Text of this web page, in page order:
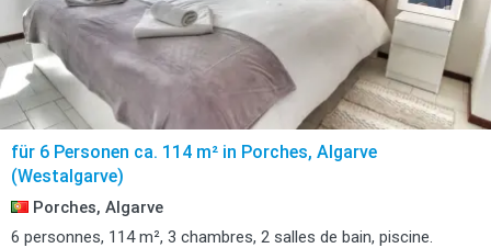
für 6 Personen ca. 114 m² in Porches, Algarve
(Westalgarve)
Porches, Algarve
6 personnes, 114 m², 3 chambres, 2 salles de bain, piscine.